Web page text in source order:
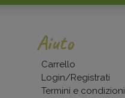
Aiuto
Carrello
Login/Registrati
Termini e condizioni